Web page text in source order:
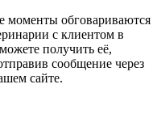
моменты обговариваются
с клиентом в
получить её,
сообщение через
сайте.